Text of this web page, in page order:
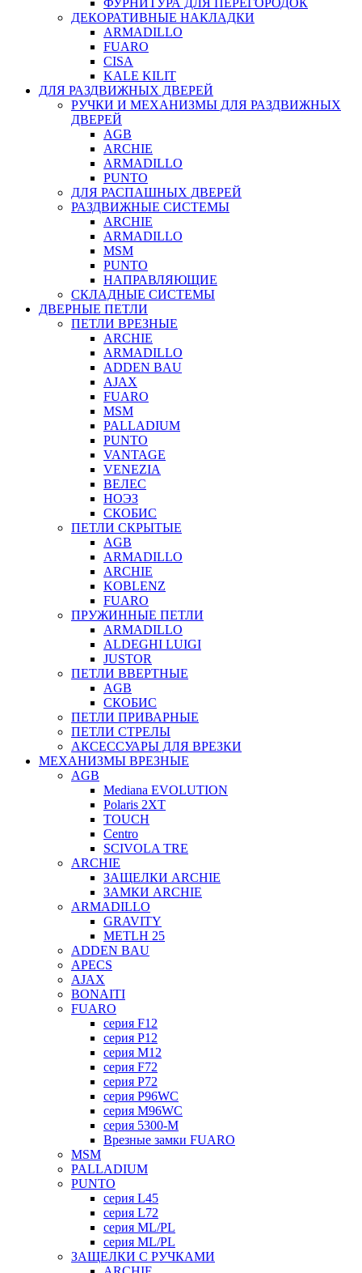
ДЕКОРАТИВНЫЕ НАКЛАДКИ
ARMADILLO
FUARO
CISA
KALE KILIT
ДЛЯ РАЗДВИЖНЫХ ДВЕРЕЙ
РУЧКИ И МЕХАНИЗМЫ ДЛЯ РАЗДВИЖНЫХ
ДВЕРЕЙ
AGB
ARCHIE
ARMADILLO
PUNTO
ДЛЯ РАСПАШНЫХ ДВЕРЕЙ
РАЗДВИЖНЫЕ СИСТЕМЫ
ARCHIE
ARMADILLO
MSM
PUNTO
НАПРАВЛЯЮЩИЕ
СКЛАДНЫЕ СИСТЕМЫ
ДВЕРНЫЕ ПЕТЛИ
ПЕТЛИ ВРЕЗНЫЕ
ARCHIE
ARMADILLO
ADDEN BAU
AJAX
FUARO
MSM
PALLADIUM
PUNTO
VANTAGE
VENEZIA
ВЕЛЕС
НОЭЗ
СКОБИС
ПЕТЛИ СКРЫТЫЕ
AGB
ARMADILLO
ARCHIE
KOBLENZ
FUARO
ПРУЖИННЫЕ ПЕТЛИ
ARMADILLO
ALDEGHI LUIGI
JUSTOR
ПЕТЛИ ВВЕРТНЫЕ
AGB
СКОБИС
ПЕТЛИ ПРИВАРНЫЕ
ПЕТЛИ СТРЕЛЫ
АКСЕССУАРЫ ДЛЯ ВРЕЗКИ
МЕХАНИЗМЫ ВРЕЗНЫЕ
AGB
Mediana EVOLUTION
Polaris 2XT
TOUCH
Centro
SCIVOLA TRE
ARCHIE
ЗАЩЕЛКИ ARCHIE
ЗАМКИ ARCHIE
ARMADILLO
GRAVITY
METLH 25
ADDEN BAU
APECS
AJAX
BONAITI
FUARO
серия F12
серия P12
серия M12
серия F72
серия P72
серия P96WC
серия M96WC
серия 5300-M
Врезные замки FUARO
MSM
PALLADIUM
PUNTO
серия L45
серия L72
серия ML/PL
серия ML/PL
ЗАЩЕЛКИ С РУЧКАМИ